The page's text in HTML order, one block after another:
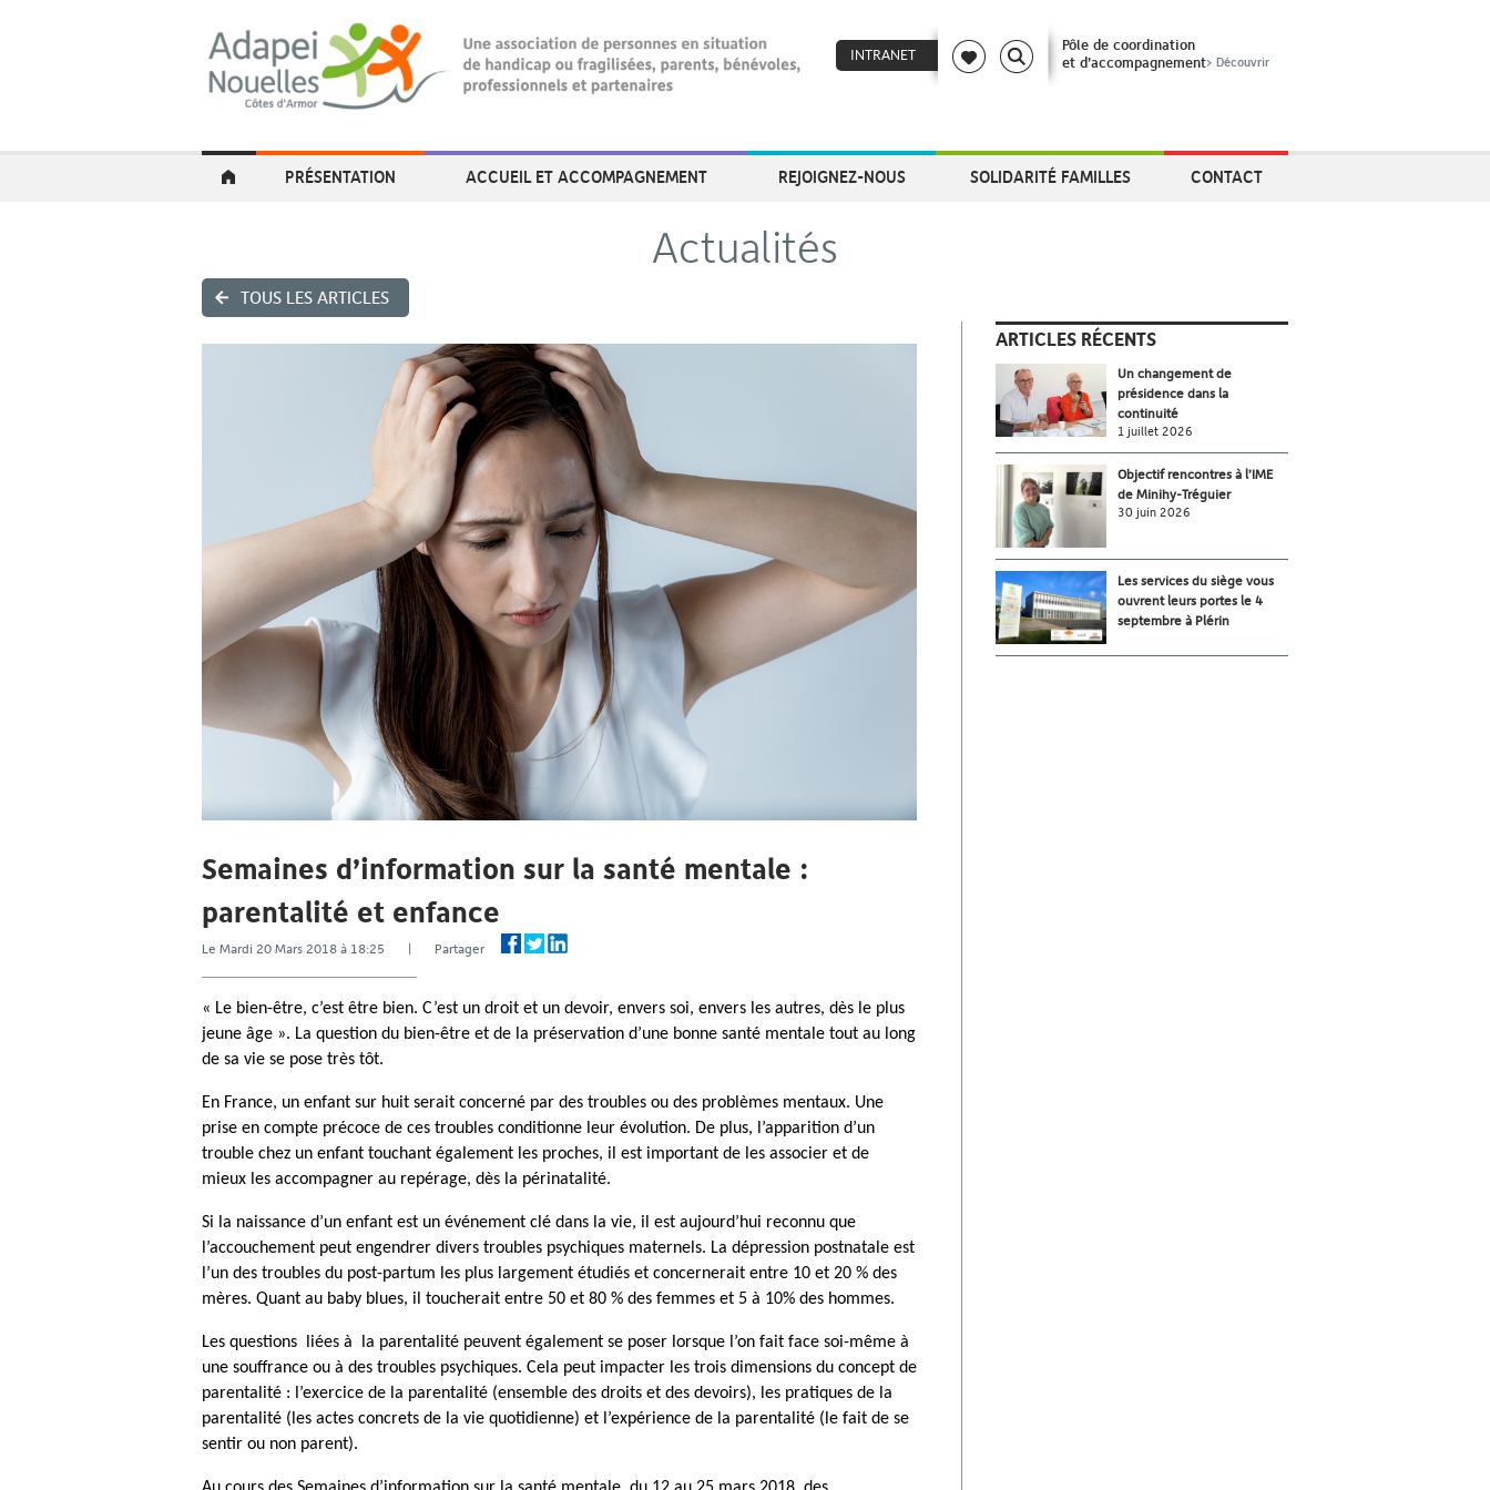
INTRANET
Pôle de coordination
et d’accompagnement> Découvrir
PRÉSENTATION ACCUEIL ET ACCOMPAGNEMENT REJOIGNEZ-NOUS SOLIDARITÉ FAMILLES CONTACT
TOUS LES ARTICLES
Actualités
Semaines d’information sur la santé mentale :
parentalité et enfance
Le Mardi 20 Mars 2018 à 18:25 | Partager
« Le bien-être, c’est être bien. C’est un droit et un devoir, envers soi, envers les autres, dès le plus
jeune âge ». La question du bien-être et de la préservation d’une bonne santé mentale tout au long
de sa vie se pose très tôt.
En France, un enfant sur huit serait concerné par des troubles ou des problèmes mentaux. Une
prise en compte précoce de ces troubles conditionne leur évolution. De plus, l’apparition d’un
trouble chez un enfant touchant également les proches, il est important de les associer et de
mieux les accompagner au repérage, dès la périnatalité.
Si la naissance d’un enfant est un événement clé dans la vie, il est aujourd’hui reconnu que
l’accouchement peut engendrer divers troubles psychiques maternels. La dépression postnatale est
l’un des troubles du post-partum les plus largement étudiés et concernerait entre 10 et 20 % des
mères. Quant au baby blues, il toucherait entre 50 et 80 % des femmes et 5 à 10% des hommes.
Les questions liées à la parentalité peuvent également se poser lorsque l’on fait face soi-même à
une souffrance ou à des troubles psychiques. Cela peut impacter les trois dimensions du concept de
parentalité : l’exercice de la parentalité (ensemble des droits et des devoirs), les pratiques de la
parentalité (les actes concrets de la vie quotidienne) et l’expérience de la parentalité (le fait de se
sentir ou non parent).
ARTICLES RÉCENTS
Un changement de
présidence dans la
continuité
1 juillet 2026
Objectif rencontres à l’IME
de Minihy-Tréguier
30 juin 2026
Les services du siège vous
ouvrent leurs portes le 4
septembre à Plérin